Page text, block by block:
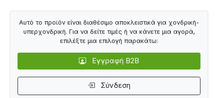
Αυτό το προϊόν είναι διαθέσιμο αποκλειστικά για χονδρική-
υπερχονδρική. Για να δείτε τιμές ή να κάνετε μια αγορά,
επιλέξτε μια επιλογή παρακάτω:
Εγγραφή B2B
Σύνδεση